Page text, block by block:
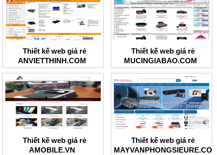
Thiết kế web giá rẻ
ANVIETTHINH.COM
Thiết kế web giá rẻ
MUCINGIABAO.COM
Thiết kế web giá rẻ
AMOBILE.VN
Thiết kế web giá rẻ